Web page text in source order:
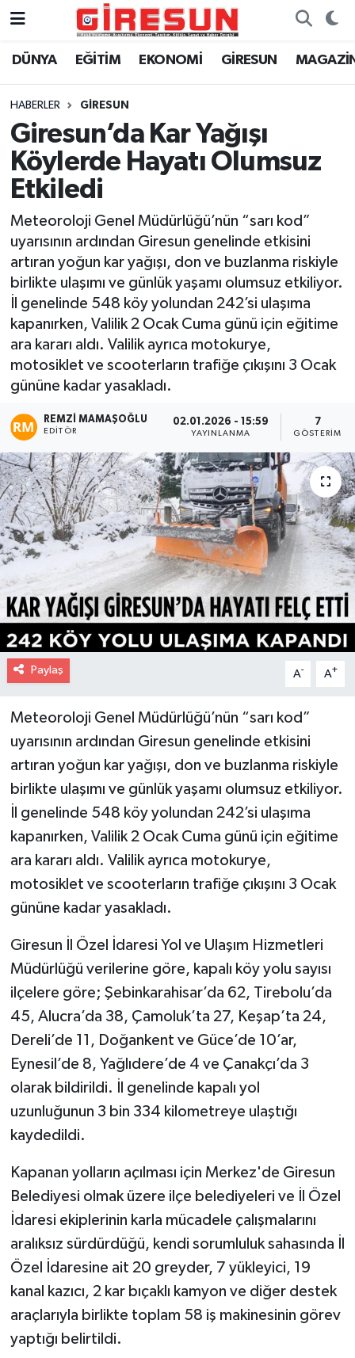
DÜNYA EĞİTİM EKONOMİ GİRESUN
HABERLER GİRESUN
Giresun’da Kar Yağışı
Köylerde Hayatı Olumsuz
Etkiledi
Meteoroloji Genel Müdürlüğü’nün “sarı kod”
uyarısının ardından Giresun genelinde etkisini
artıran yoğun kar yağışı, don ve buzlanma riskiyle
birlikte ulaşımı ve günlük yaşamı olumsuz etkiliyor.
İl genelinde 548 köy yolundan 242’si ulaşıma
kapanırken, Valilik 2 Ocak Cuma günü için eğitime
ara kararı aldı. Valilik ayrıca motokurye,
motosiklet ve scooterların trafiğe çıkışını 3 Ocak
gününe kadar yasakladı.
REMZI MAMAŞOĞLU
EDITÖR
02.01.2026 - 15:59
YAYINLANMA
7
GÖSTERIM
Paylaş A- A+
Meteoroloji Genel Müdürlüğü’nün “sarı kod”
uyarısının ardından Giresun genelinde etkisini
artıran yoğun kar yağışı, don ve buzlanma riskiyle
birlikte ulaşımı ve günlük yaşamı olumsuz etkiliyor.
İl genelinde 548 köy yolundan 242’si ulaşıma
kapanırken, Valilik 2 Ocak Cuma günü için eğitime
ara kararı aldı. Valilik ayrıca motokurye,
motosiklet ve scooterların trafiğe çıkışını 3 Ocak
gününe kadar yasakladı.
Giresun İl Özel İdaresi Yol ve Ulaşım Hizmetleri
Müdürlüğü verilerine göre, kapalı köy yolu sayısı
ilçelere göre; Şebinkarahisar’da 62, Tirebolu’da
45, Alucra’da 38, Çamoluk’ta 27, Keşap’ta 24,
Dereli’de 11, Doğankent ve Güce’de 10’ar,
Eynesil’de 8, Yağlıdere’de 4 ve Çanakçı’da 3
olarak bildirildi. İl genelinde kapalı yol
uzunluğunun 3 bin 334 kilometreye ulaştığı
kaydedildi.
Kapanan yolların açılması için Merkez'de Giresun
Belediyesi olmak üzere ilçe belediyeleri ve İl Özel
İdaresi ekiplerinin karla mücadele çalışmalarını
aralıksız sürdürdüğü, kendi sorumluluk sahasında İl
Özel İdaresine ait 20 greyder, 7 yükleyici, 19
kanal kazıcı, 2 kar bıçaklı kamyon ve diğer destek
araçlarıyla birlikte toplam 58 iş makinesinin görev
yaptığı belirtildi.
Hava Durumu
Trafik Durumu
Süper Lig Puan Durumu ve Fikstür
Tüm Manşetler
Son Dakika Haberleri
Haber Arşivi